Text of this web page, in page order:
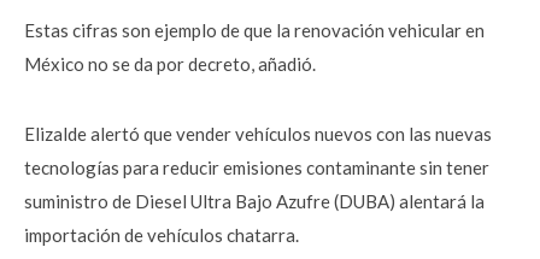
Estas cifras son ejemplo de que la renovación vehicular en
México no se da por decreto, añadió.
Elizalde alertó que vender vehículos nuevos con las nuevas
tecnologías para reducir emisiones contaminante sin tener
suministro de Diesel Ultra Bajo Azufre (DUBA) alentará la
importación de vehículos chatarra.